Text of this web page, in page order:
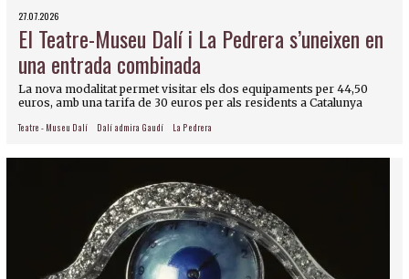
27.07.2026
El Teatre-Museu Dalí i La Pedrera s’uneixen en
una entrada combinada
La nova modalitat permet visitar els dos equipaments per 44,50
euros, amb una tarifa de 30 euros per als residents a Catalunya
Teatre - Museu Dalí Dalí admira Gaudí La Pedrera